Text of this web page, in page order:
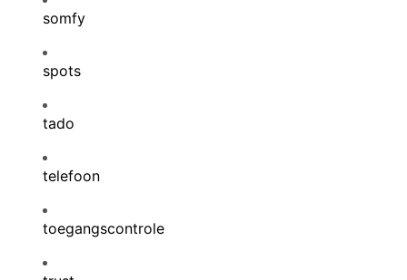
somfy
spots
tado
telefoon
toegangscontrole